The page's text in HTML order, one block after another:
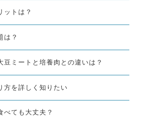
ットは？
は？
ミートと培養肉との違いは？
方を詳しく知りたい
べても大丈夫？